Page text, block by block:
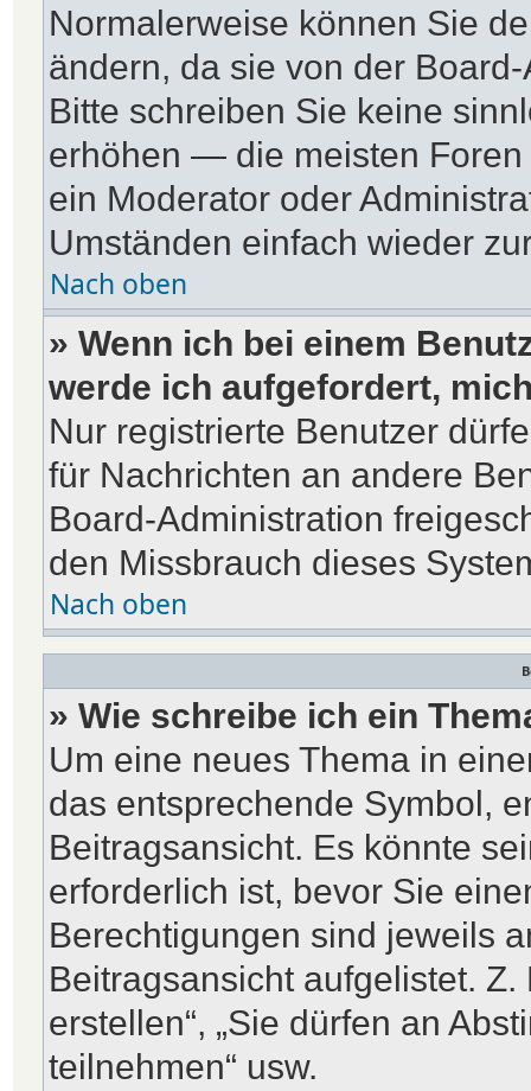
Normalerweise können Sie
ändern, da sie von der
Bitte schreiben Sie keine
erhöhen — die meisten
ein Moderator oder
Umständen einfach wieder
Nach oben
» Wenn ich bei einem
werde ich aufgefordert,
Nur registrierte Benutzer
für Nachrichten an andere
Board-Administration
den Missbrauch dieses
Nach oben
» Wie schreibe ich ein
Um eine neues Thema in
das entsprechende Symbol,
Beitragsansicht. Es könnte
erforderlich ist, bevor Sie
Berechtigungen sind jeweils
Beitragsansicht aufgelistet.
erstellen“, „Sie dürfen an
teilnehmen“ usw.